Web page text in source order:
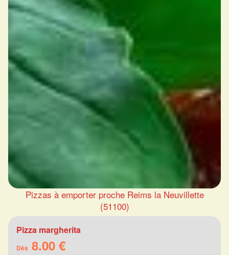
Pizzas à emporter proche Reims la Neuvillette
(51100)
Pizza margherita
Dès 8.00 €